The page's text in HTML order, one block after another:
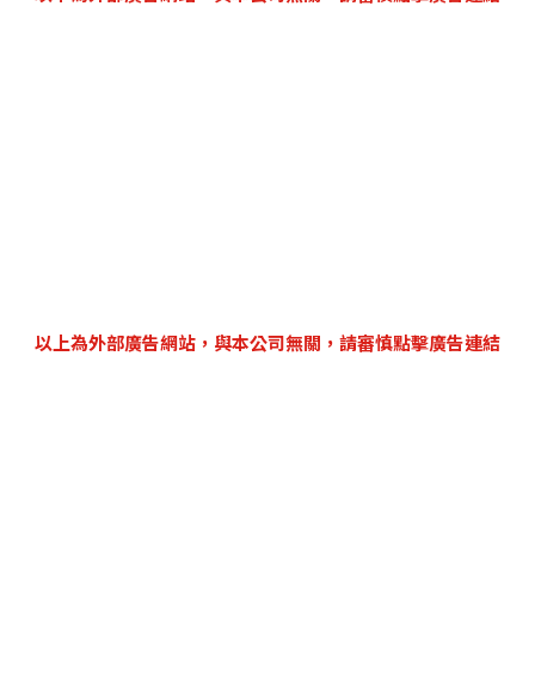
以上為外部廣告網站，與本公司無關，請審慎點擊廣告連結